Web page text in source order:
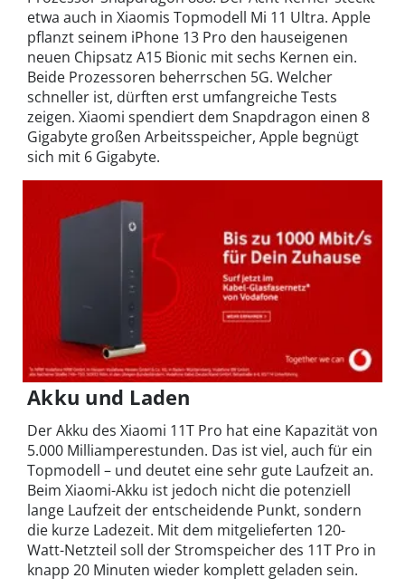
etwa auch in Xiaomis Topmodell Mi 11 Ultra. Apple
pflanzt seinem iPhone 13 Pro den hauseigenen
neuen Chipsatz A15 Bionic mit sechs Kernen ein.
Beide Prozessoren beherrschen 5G. Welcher
schneller ist, dürften erst umfangreiche Tests
zeigen. Xiaomi spendiert dem Snapdragon einen 8
Gigabyte großen Arbeitsspeicher, Apple begnügt
sich mit 6 Gigabyte.
Akku und Laden
Der Akku des Xiaomi 11T Pro hat eine Kapazität von
5.000 Milliamperestunden. Das ist viel, auch für ein
Topmodell – und deutet eine sehr gute Laufzeit an.
Beim Xiaomi-Akku ist jedoch nicht die potenziell
lange Laufzeit der entscheidende Punkt, sondern
die kurze Ladezeit. Mit dem mitgelieferten 120-
Watt-Netzteil soll der Stromspeicher des 11T Pro in
knapp 20 Minuten wieder komplett geladen sein.